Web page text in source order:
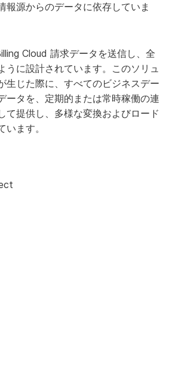
報源からのデータに依存していま
Cloud 請求データを送信し、全
うに設計されています。このソリュ
生じた際に、すべてのビジネスデー
ータを、定期的または常時稼働の連
て提供し、多様な変換およびロード
います。